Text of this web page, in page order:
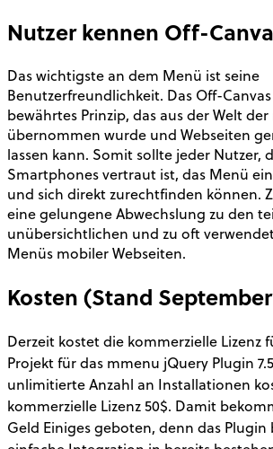
Nutzer kennen Off-
Das wichtigste an dem Menü ist seine
Benutzerfreundlichkeit. Das Off-
bewährtes Prinzip, das aus der Welt
übernommen wurde und Webseiten
lassen kann. Somit sollte jeder Nutzer,
Smartphones vertraut ist, das Menü
und sich direkt zurechtfinden können.
eine gelungene Abwechslung zu den
unübersichtlichen und zu oft
Menüs mobiler Webseiten.
Kosten (Stand September
Derzeit kostet die kommerzielle Lizenz
Projekt für das mmenu jQuery Plugin
unlimitierte Anzahl an Installationen
kommerzielle Lizenz 50$. Damit
Geld Einiges geboten, denn das